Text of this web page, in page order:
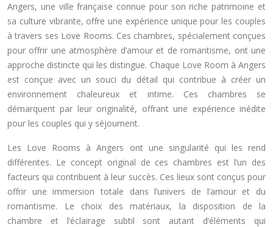
Angers, une ville française connue pour son riche patrimoine et
sa culture vibrante, offre une expérience unique pour les couples
à travers ses Love Rooms. Ces chambres, spécialement conçues
pour offrir une atmosphère d’amour et de romantisme, ont une
approche distincte qui les distingue. Chaque Love Room à Angers
est conçue avec un souci du détail qui contribue à créer un
environnement chaleureux et intime. Ces chambres se
démarquent par leur originalité, offrant une expérience inédite
pour les couples qui y séjournent.
Les Love Rooms à Angers ont une singularité qui les rend
différentes. Le concept original de ces chambres est l’un des
facteurs qui contribuent à leur succès. Ces lieux sont conçus pour
offrir une immersion totale dans l’univers de l’amour et du
romantisme. Le choix des matériaux, la disposition de la
chambre et l’éclairage subtil sont autant d’éléments qui